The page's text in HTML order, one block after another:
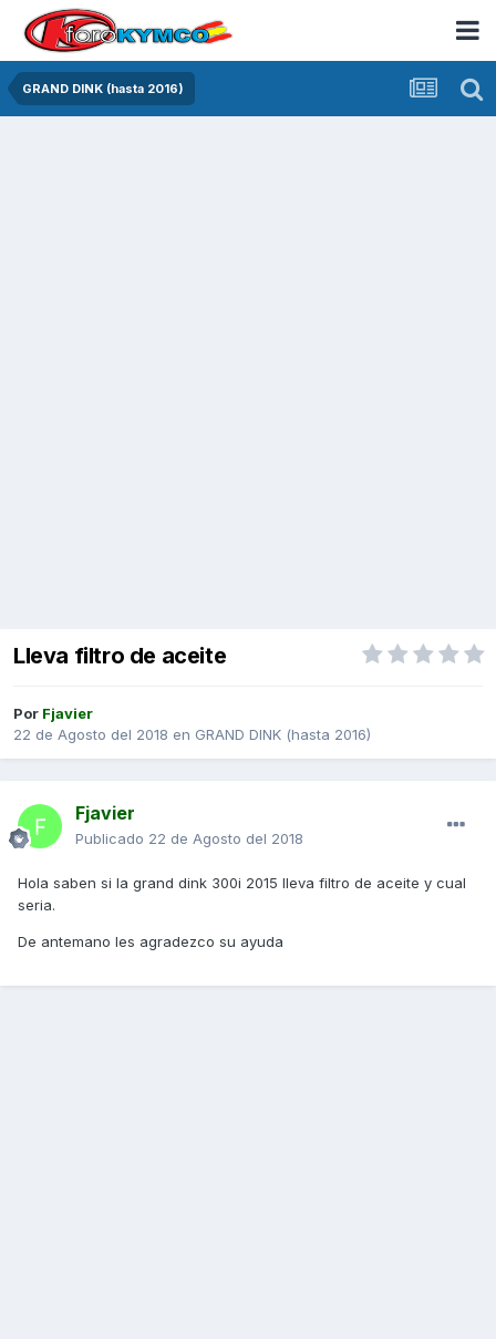
GRAND DINK (hasta 2016)
Lleva filtro de aceite
Por Fjavier
22 de Agosto del 2018 en GRAND DINK (hasta 2016)
Fjavier
Publicado 22 de Agosto del 2018
Hola saben si la grand dink 300i 2015 lleva filtro de aceite y cual
seria.
De antemano les agradezco su ayuda